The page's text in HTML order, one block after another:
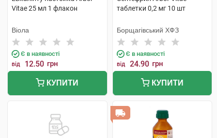
Vitae 25 мл 1 флакон
Віола
Є в наявності
від 12.50 грн
КУПИТИ
таблетки 0,2 мг 10 шт
Борщагівський ХФЗ
Є в наявності
від 24.90 грн
КУПИТИ